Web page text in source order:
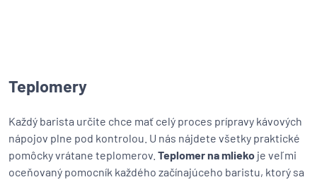
Teplomery
Každý barista určite chce mať celý proces prípravy kávových
nápojov plne pod kontrolou. U nás nájdete všetky praktické
pomôcky vrátane teplomerov. Teplomer na mlieko je veľmi
oceňovaný pomocník každého začínajúceho baristu, ktorý sa